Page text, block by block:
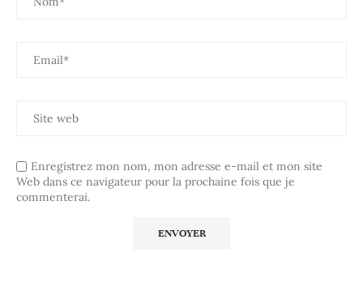
Enregistrez mon nom, mon adresse e-mail et mon site
Web dans ce navigateur pour la prochaine fois que je
commenterai.